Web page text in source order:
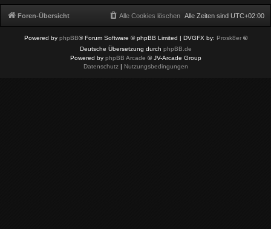
Foren-Übersicht Alle Zeiten sind UTC+02:00
Alle Cookies löschen
Powered by phpBB® Forum Software © phpBB Limited | DVGFX by: Prosk8er©
Deutsche Übersetzung durch phpBB.de
Powered by phpBB Arcade © JV-Arcade Group
Datenschutz| Nutzungsbedingungen